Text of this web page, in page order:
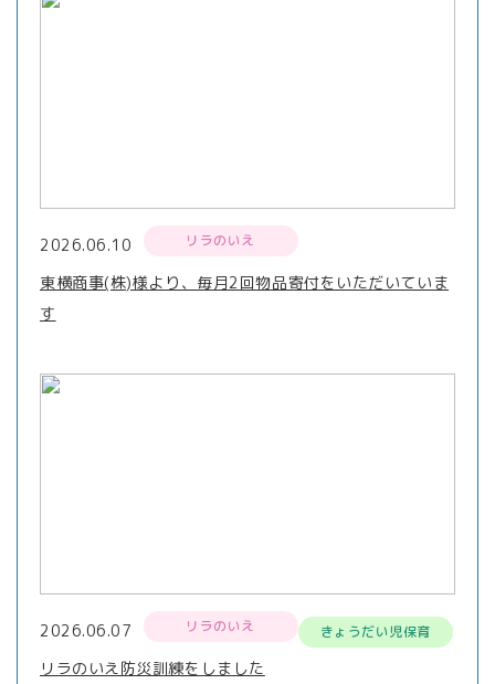
2026.06.10 リラのいえ
東横商事(株)様より、毎月2回物品寄付をいただいていま
す
2026.06.07 リラのいえ きょうだい児保育
リラのいえ防災訓練をしました